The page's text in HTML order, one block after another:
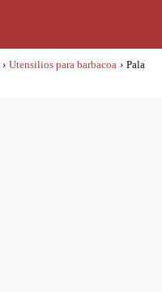
› Utensilios para barbacoa › Pala